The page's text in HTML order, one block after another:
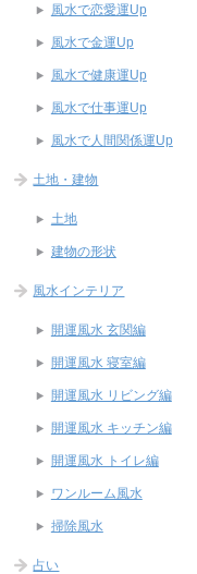
風水で恋愛運Up
風水で金運Up
風水で健康運Up
風水で仕事運Up
風水で人間関係運Up
土地・建物
土地
建物の形状
風水インテリア
開運風水 玄関編
開運風水 寝室編
開運風水 リビング編
開運風水 キッチン編
開運風水 トイレ編
ワンルーム風水
掃除風水
占い